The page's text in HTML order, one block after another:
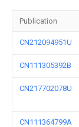
Publication
CN212094951U
CN111305392B
CN217702078U
CN111364799A